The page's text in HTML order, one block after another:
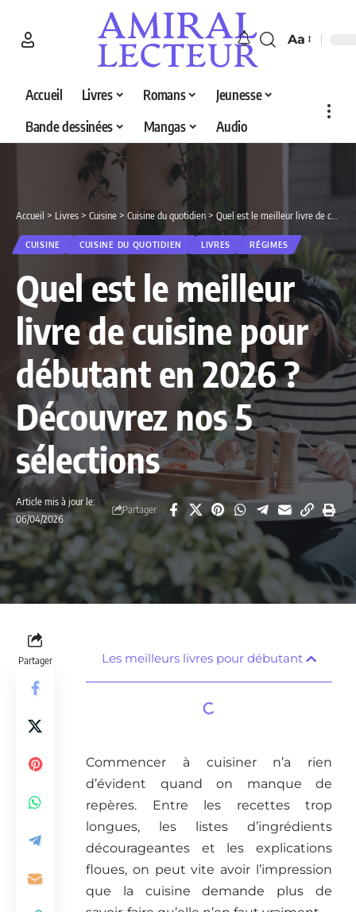
Aa
Accueil Livres Romans
Jeunesse
Bande dessinées
Mangas Audio
Accueil > Livres > Cuisine > Cuisine du quotidien > Quel est le meilleur livre de cuisine pour débutant en 2026 ? Découvrez nos 5 sélections
CUISINE CUISINE DU QUOTIDIEN LIVRES RÉGIMES
Quel est le meilleur
livre de cuisine pour
débutant en 2026 ?
Découvrez nos 5
sélections
Article mis à jour le:
06/04/2026
Partager
Partager Les meilleurs livres pour débutant
Commencer à cuisiner n’a rien
d’évident quand on manque de
repères. Entre les recettes trop
longues, les listes d’ingrédients
décourageantes et les explications
floues, on peut vite avoir l’impression
que la cuisine demande plus de